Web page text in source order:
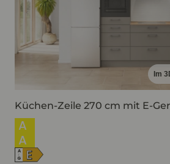
Im
Küchen-Zeile 270 cm mit E-
A
A
A
↑G E